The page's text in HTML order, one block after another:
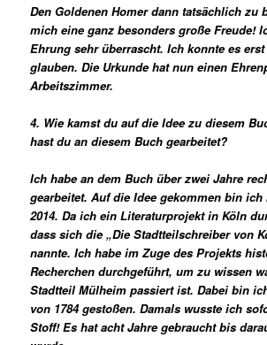
Den Goldenen Homer dann tatsächlich zu
mich eine ganz besonders große Freude!
Ehrung sehr überrascht. Ich konnte es
glauben. Die Urkunde hat nun einen
Arbeitszimmer.
4. Wie kamst du auf die Idee zu diesem
hast du an diesem Buch gearbeitet?
Ich habe an dem Buch über zwei Jahre
gearbeitet. Auf die Idee gekommen bin
2014. Da ich ein Literaturprojekt in Köln
dass sich die „Die Stadtteilschreiber von
nannte. Ich habe im Zuge des Projekts
Recherchen durchgeführt, um zu wissen
Stadtteil Mülheim passiert ist. Dabei bin
von 1784 gestoßen. Damals wusste ich
Stoff! Es hat acht Jahre gebraucht bis